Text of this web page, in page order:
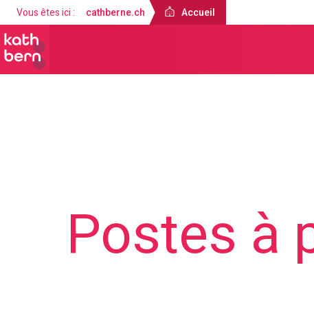
Vous êtes ici : cathberne.ch Accueil
Postes à